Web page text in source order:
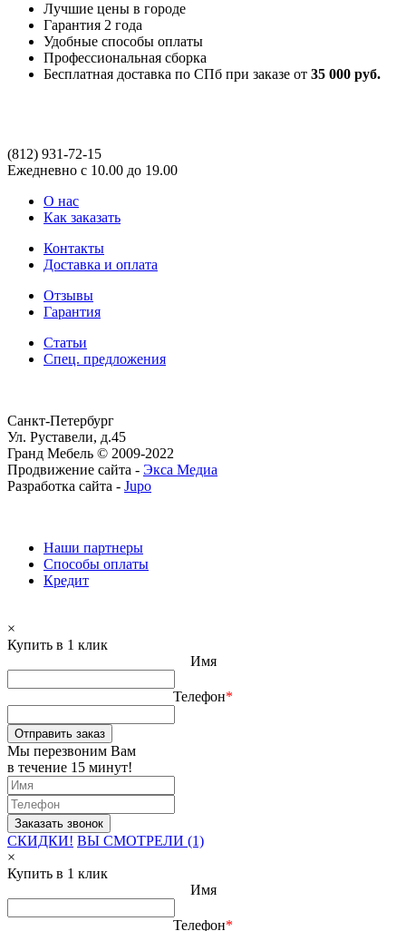
Лучшие цены в городе
Гарантия 2 года
Удобные способы оплаты
Профессиональная сборка
Бесплатная доставка по СПб при заказе от 35 000 руб.
(812) 931-72-15
Ежедневно с 10.00 до 19.00
О нас
Как заказать
Контакты
Доставка и оплата
Отзывы
Гарантия
Статьи
Спец. предложения
Санкт-Петербург
Ул. Руставели, д.45
Гранд Мебель © 2009-2022
Продвижение сайта - Экса Медиа
Разработка сайта - Jupo
Наши партнеры
Способы оплаты
Кредит
×
Купить в 1 клик
Имя
Телефон*
Отправить заказ
Мы перезвоним Вам
в течение 15 минут!
СКИДКИ! ВЫ СМОТРЕЛИ (1)
×
Купить в 1 клик
Имя
Телефон*